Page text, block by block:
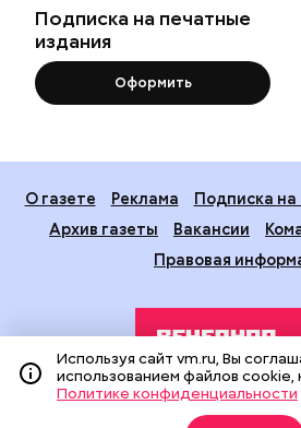
Подписка на печатные
издания
Оформить
О газете Реклама
Подписка
Архив газеты
Вакансии
Правовая
Используя сайт vm.ru, Вы
использованием файлов cookie,
Политике конфиденциальности